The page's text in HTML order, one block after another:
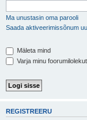
Ma unustasin oma parooli
Saada aktiveerimissõnum
Mäleta mind
Varja minu
REGISTREERU